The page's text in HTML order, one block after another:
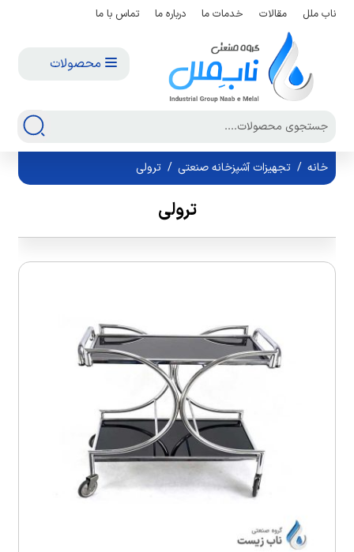
محصولات
ناب ملل مقالات خدمات ما درباره ما تماس با ما
خانه / تجهیزات آشپزخانه صنعتی / ترولی
ترولی